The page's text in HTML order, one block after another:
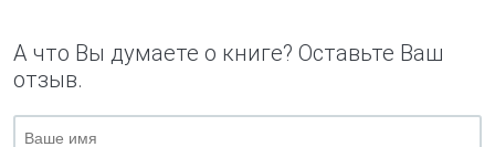
А что Вы думаете о книге? Оставьте Ваш
отзыв.